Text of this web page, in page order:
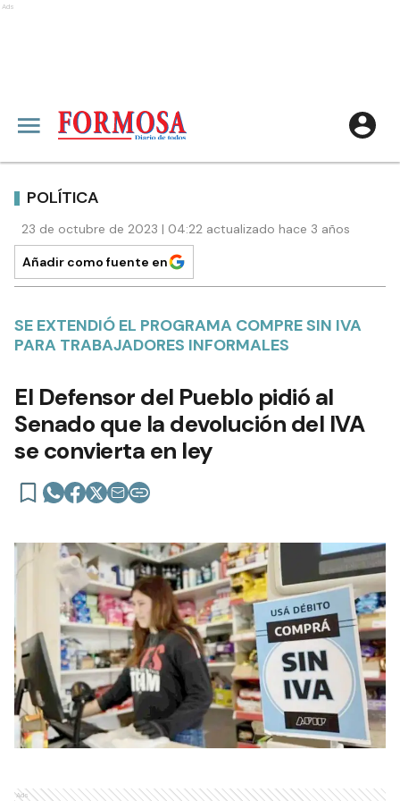
Ads
POLÍTICA
23 de octubre de 2023 | 04:22 actualizado hace 3 años
Añadir como fuente en
SE EXTENDIÓ EL PROGRAMA COMPRE SIN IVA
PARA TRABAJADORES INFORMALES
El Defensor del Pueblo pidió al
Senado que la devolución del IVA
se convierta en ley
Ads